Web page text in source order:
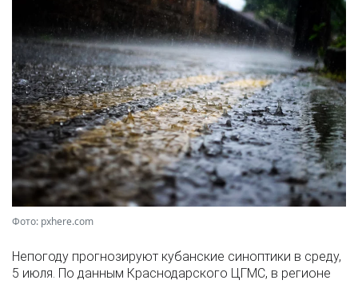
Фото: pxhere.com
Непогоду прогнозируют кубанские синоптики в среду,
5 июля. По данным Краснодарского ЦГМС, в регионе